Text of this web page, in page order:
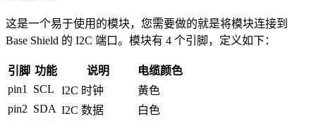
这是一个易于使用的模块，您需要做的就是将模块连接到
Base Shield 的 I2C 端口。模块有 4 个引脚，定义如下：
引脚 功能 说明
电缆颜色
pin1
SCL I2C 时钟
黄色
pin2 SDA I2C 数据
白色